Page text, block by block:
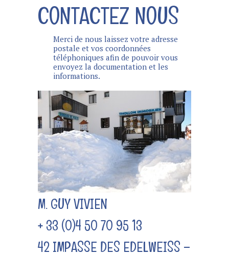
CONTACTEZ NOUS
Merci de nous laissez votre adresse
postale et vos coordonnées
téléphoniques afin de pouvoir vous
envoyez la documentation et les
informations.
M. GUY VIVIEN
+ 33 (0)4 50 70 95 13
42 IMPASSE DES EDELWEISS –